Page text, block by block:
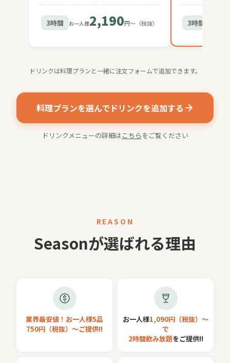
3時間 お一人様2,190円〜（税抜） 3時間
ドリンクは料理プランと一緒に注文フォームで追加できます。
料理プランを選んでドリンクを追加する
ドリンクメニューの詳細はこちら をご覧ください
REASON
Seasonが選ばれる理由
業界最安値！お一人様5品
750円（税抜）〜ご提供!!
お一人様1,090円（税抜）〜
で
2時間飲み放題をご提供!!